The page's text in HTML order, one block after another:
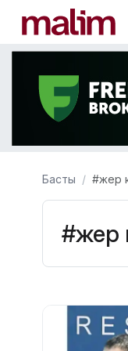
Басты #жер
#жер